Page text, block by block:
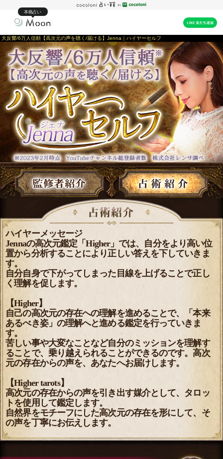
本格占い
大反響/6万人信頼【高次元の声を聴く/届ける】Jenna｜ハイヤーセルフ
ハイヤーメッセージ
Jennaの高次元鑑定「Higher」では、自分をより高い位
置から分析することにより正しい答えを下していきま
す。
自分自身で下がってしまった目線を上げることで正し
く理解を促します。
【Higher】
自己の高次元の存在への理解を進めることで、「本来
あるべき姿」の理解へと進める鑑定を行っていきま
す。
苦しい事や大変なことなど自分のミッションを理解す
ることで、乗り越えられることができるのです。高次
元の存在からの声を、あなたへお届けします。
【Higher tarots】
高次元の存在からの声を引き出す媒介として、タロッ
トを使用して鑑定します。
自然界をモチーフにした高次元の存在を形にして、そ
の声を丁寧にお伝えします。